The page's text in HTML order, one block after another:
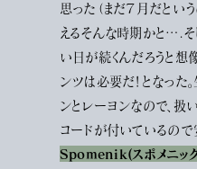
思った（まだ７月だとい
えるそんな時期かと….
い日が続くんだろうと想
ンツは必要だ！となった
ンとレーヨンなので、扱
コードが付いているので
Spomenik(スポメニック